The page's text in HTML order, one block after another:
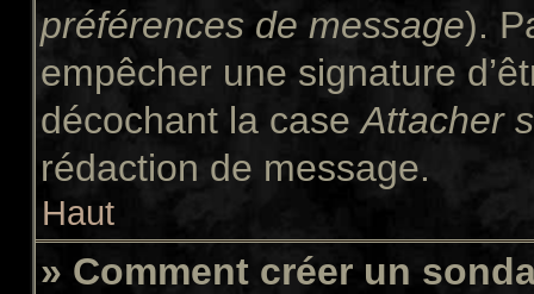
préférences de message).
empêcher une signature
décochant la caseAttacher
rédaction de message.
Haut
» Comment créer un